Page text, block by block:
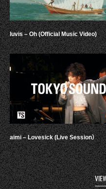
luvis – Oh (Official Music Video)
aimi – Lovesick (Live Session）